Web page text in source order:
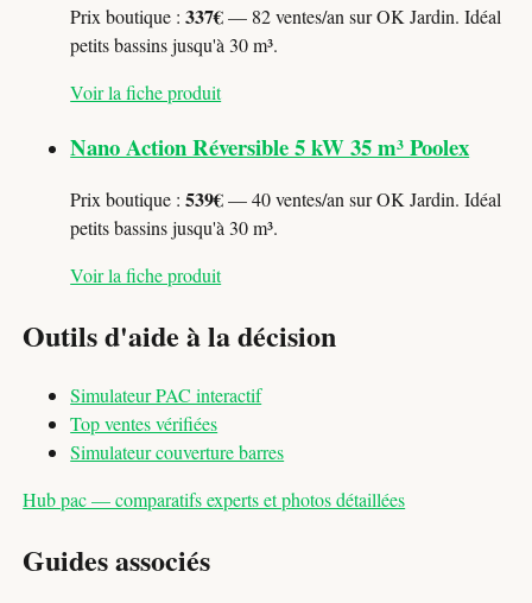
Prix boutique :337€— 82 ventes/an sur OK Jardin. Idéal
petits bassins jusqu'à 30 m³.
Voir la fiche produit
Nano Action Réversible 5 kW 35 m³ Poolex
Prix boutique :539€— 40 ventes/an sur OK Jardin. Idéal
petits bassins jusqu'à 30 m³.
Voir la fiche produit
Outils d'aide à la décision
Simulateur PAC interactif
Top ventes vérifiées
Simulateur couverture barres
Hub pac — comparatifs experts et photos détaillées
Guides associés